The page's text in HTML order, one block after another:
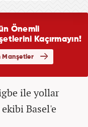
ile yollar
Basel'e